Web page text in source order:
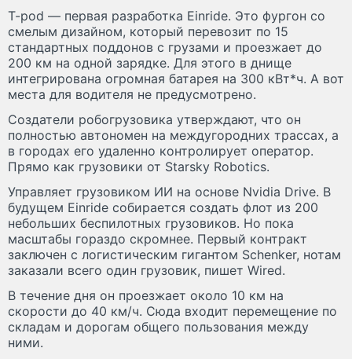
T-pod — первая разработка Einride. Это фургон со
смелым дизайном, который перевозит по 15
стандартных поддонов с грузами и проезжает до
200 км на одной зарядке. Для этого в днище
интегрирована огромная батарея на 300 кВт*ч. А вот
места для водителя не предусмотрено.
Создатели робогрузовика утверждают, что он
полностью автономен на междугородних трассах, а
в городах его удаленно контролирует оператор.
Прямо как грузовики от Starsky Robotics.
Управляет грузовиком ИИ на основе Nvidia Drive. В
будущем Einride собирается создать флот из 200
небольших беспилотных грузовиков. Но пока
масштабы гораздо скромнее. Первый контракт
заключен с логистическим гигантом Schenker, нотам
заказали всего один грузовик, пишет Wired.
В течение дня он проезжает около 10 км на
скорости до 40 км/ч. Сюда входит перемещение по
складам и дорогам общего пользования между
ними.